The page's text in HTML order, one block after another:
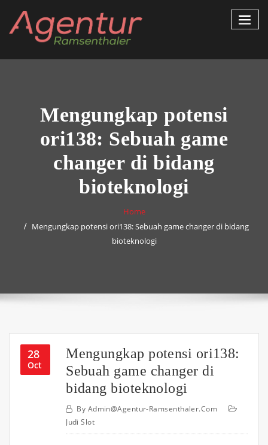
content
Mengungkap potensi
ori138: Sebuah game
changer di bidang
bioteknologi
Home
Mengungkap potensi ori138: Sebuah game changer di bidang
bioteknologi
28
Oct
Mengungkap potensi ori138:
Sebuah game changer di
bidang bioteknologi
By Admin@agentur-Ramsenthaler.com
Judi Slot